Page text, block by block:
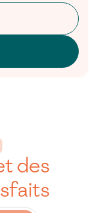
des